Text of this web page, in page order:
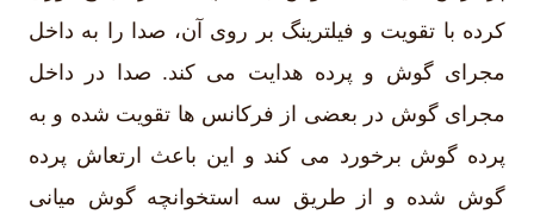
کرده با تقویت و فیلترینگ بر روی آن، صدا را به داخل
مجرای گوش و پرده هدایت می کند. صدا در داخل
مجرای گوش در بعضی از فرکانس ها تقویت شده و به
پرده گوش برخورد می کند و این باعث ارتعاش پرده
گوش شده و از طریق سه استخوانچه گوش میانی